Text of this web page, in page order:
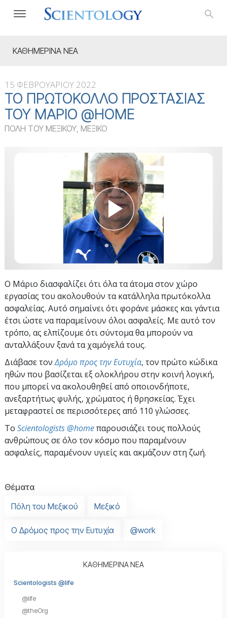
ΚΑΘΗΜΕΡΙΝΑ ΝΕΑ
15 ΦΕΒΡΟΥΑΡΙΟΥ 2022
ΤΟ ΠΡΩΤΌΚΟΛΛΟ ΠΡΟΣΤΑΣΊΑΣ
ΤΟΥ ΜΆΡΙΟ @HOME
ΠΟΛΗ ΤΟΥ ΜΕΞΙΚΟΥ, ΜΕΞΙΚΟ
Ο Μάριο διασφαλίζει ότι όλα τα άτομα στον χώρο
εργασίας του ακολουθούν τα κατάλληλα πρωτόκολλα
ασφαλείας. Αυτό σημαίνει ότι φοράνε μάσκες και γάντια
έτσι ώστε να παραμείνουν όλοι ασφαλείς. Με αυτό τον
τρόπο, ας ελπίζουμε ότι σύντομα θα μπορούν να
ανταλλάξουν ξανά τα χαμόγελά τους.
Διάβασε τονΔρόμο προς την Ευτυχία, τον πρώτο κώδικα
ηθών που βασίζεται εξ ολοκλήρου στην κοινή λογική,
που μπορεί να ακολουθηθεί από οποιονδήποτε,
ανεξαρτήτως φυλής, χρώματος ή θρησκείας. Έχει
μεταφραστεί σε περισσότερες από 110 γλώσσες.
To Scientologists @homeπαρουσιάζει τους πολλούς
ανθρώπους σε όλο τον κόσμο που παραμένουν
ασφαλείς, παραμένουν υγιείς και ακμάζουν στη ζωή.
Θέματα
Πόλη του Μεξικού
Μεξικό
Ο Δρόμος προς την Ευτυχία @work
ΚΑΘΗΜΕΡΙΝΑ ΝΕΑ
Scientologists @life
@life
@theOrg